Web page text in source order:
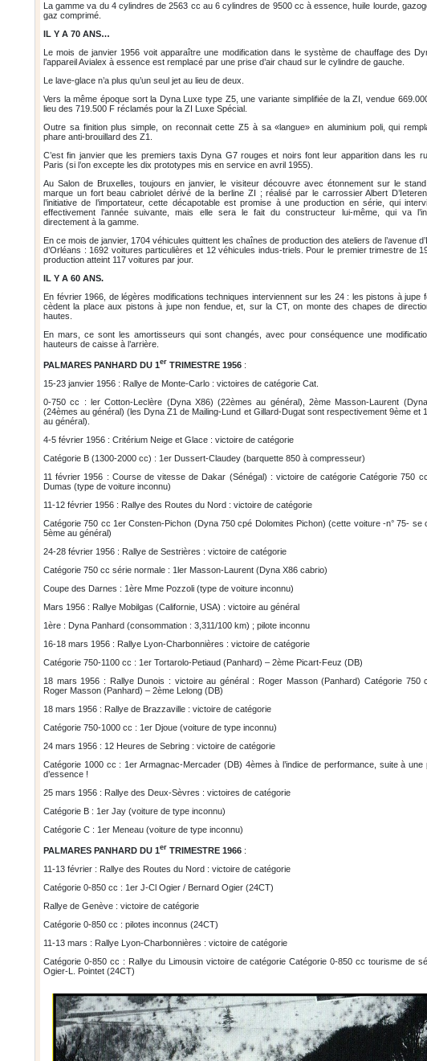
La gamme va du 4 cylindres de 2563 cc au 6 cylindres de 9500 cc à essence, huile lourde,
gaz comprimé.
IL Y A 70 ANS…
Le mois de janvier 1956 voit apparaître une modification dans le système de chauffage des
l’appareil Avialex à essence est remplacé par une prise d’air chaud sur le cylindre de gauche.
Le lave-glace n’a plus qu’un seul jet au lieu de deux.
Vers la même époque sort la Dyna Luxe type Z5, une variante simplifiée de la ZI, vendue
lieu des 719.500 F réclamés pour la ZI Luxe Spécial.
Outre sa finition plus simple, on reconnait cette Z5 à sa «langue» en aluminium poli, qui
phare anti-brouillard des Z1.
C’est fin janvier que les premiers taxis Dyna G7 rouges et noirs font leur apparition dans les
Paris (si l’on excepte les dix prototypes mis en service en avril 1955).
Au Salon de Bruxelles, toujours en janvier, le visiteur découvre avec étonnement sur le
marque un fort beau cabriolet dérivé de la berline ZI ; réalisé par le carrossier Albert
l’initiative de l’importateur, cette décapotable est promise à une production en série, qui
effectivement l’année suivante, mais elle sera le fait du constructeur lui-même, qui va
directement à la gamme.
En ce mois de janvier, 1704 véhicules quittent les chaînes de production des ateliers de l’avenue
d’Orléans : 1692 voitures particulières et 12 véhicules indus-triels. Pour le premier trimestre de
production atteint 117 voitures par jour.
IL Y A 60 ANS.
En février 1966, de légères modifications techniques interviennent sur les 24 : les pistons à jupe
cèdent la place aux pistons à jupe non fendue, et, sur la CT, on monte des chapes de
hautes.
En mars, ce sont les amortisseurs qui sont changés, avec pour conséquence une
hauteurs de caisse à l’arrière.
PALMARES PANHARD DU 1er TRIMESTRE 1956 :
15-23 janvier 1956 : Rallye de Monte-Carlo : victoires de catégorie Cat.
0-750 cc : ler Cotton-Leclère (Dyna X86) (22èmes au général), 2ème Masson-Laurent
(24èmes au général) (les Dyna Z1 de Mailing-Lund et Gillard-Dugat sont respectivement 9ème et
au général).
4-5 février 1956 : Critérium Neige et Glace : victoire de catégorie
Catégorie B (1300-2000 cc) : 1er Dussert-Claudey (barquette 850 à compresseur)
11 février 1956 : Course de vitesse de Dakar (Sénégal) : victoire de catégorie Catégorie 750
Dumas (type de voiture inconnu)
11-12 février 1956 : Rallye des Routes du Nord : victoire de catégorie
Catégorie 750 cc 1er Consten-Pichon (Dyna 750 cpé Dolomites Pichon) (cette voiture -n° 75- se
5ème au général)
24-28 février 1956 : Rallye de Sestrières : victoire de catégorie
Catégorie 750 cc série normale : 1ler Masson-Laurent (Dyna X86 cabrio)
Coupe des Darnes : 1ère Mme Pozzoli (type de voiture inconnu)
Mars 1956 : Rallye Mobilgas (Californie, USA) : victoire au général
1ère : Dyna Panhard (consommation : 3,311/100 km) ; pilote inconnu
16-18 mars 1956 : Rallye Lyon-Charbonnières : victoire de catégorie
Catégorie 750-1100 cc : 1er Tortarolo-Petiaud (Panhard) – 2ème Picart-Feuz (DB)
18 mars 1956 : Rallye Dunois : victoire au général : Roger Masson (Panhard) Catégorie 750
Roger Masson (Panhard) – 2ème Lelong (DB)
18 mars 1956 : Rallye de Brazzaville : victoire de catégorie
Catégorie 750-1000 cc : 1er Djoue (voiture de type inconnu)
24 mars 1956 : 12 Heures de Sebring : victoire de catégorie
Catégorie 1000 cc : 1er Armagnac-Mercader (DB) 4èmes à l’indice de performance, suite à une
d’essence !
25 mars 1956 : Rallye des Deux-Sèvres : victoires de catégorie
Catégorie B : 1er Jay (voiture de type inconnu)
Catégorie C : 1er Meneau (voiture de type inconnu)
PALMARES PANHARD DU 1er TRIMESTRE 1966 :
11-13 février : Rallye des Routes du Nord : victoire de catégorie
Catégorie 0-850 cc : 1er J-Cl Ogier / Bernard Ogier (24CT)
Rallye de Genève : victoire de catégorie
Catégorie 0-850 cc : pilotes inconnus (24CT)
11-13 mars : Rallye Lyon-Charbonnières : victoire de catégorie
Catégorie 0-850 cc : Rallye du Limousin victoire de catégorie Catégorie 0-850 cc tourisme de
Ogier-L. Pointet (24CT)